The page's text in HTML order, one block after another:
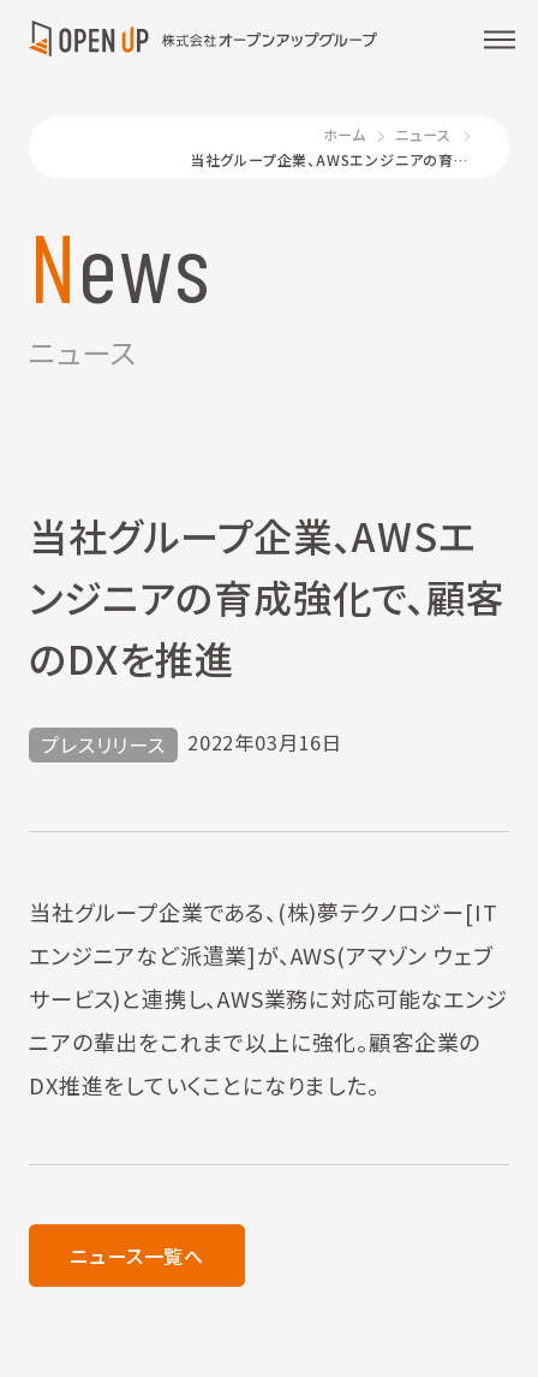
ホーム
ニュース
当社グループ企業、AWSエンジニアの育成強化で、顧客のDXを推進
News
ニュース
当社グループ企業、AWSエ
ンジニアの育成強化で、顧客
のDXを推進
プレスリリース 2022年03月16日
当社グループ企業である、(株)夢テクノロジー[IT
エンジニアなど派遣業]が、AWS(アマゾン ウェブ
サービス)と連携し、AWS業務に対応可能なエンジ
ニアの輩出をこれまで以上に強化。顧客企業の
DX推進をしていくことになりました。
ニュース一覧へ